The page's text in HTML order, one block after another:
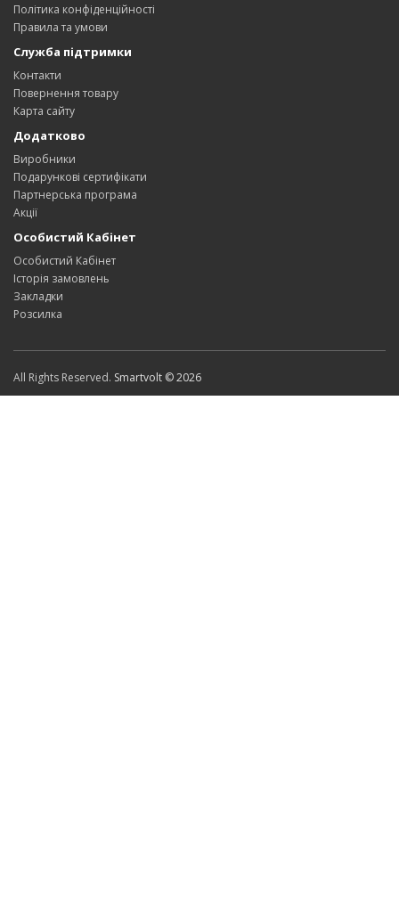
Політика конфіденційності
Правила та умови
Служба підтримки
Контакти
Повернення товару
Карта сайту
Додатково
Виробники
Подарункові сертифікати
Партнерська програма
Акції
Особистий Кабінет
Особистий Кабінет
Історія замовлень
Закладки
Розсилка
All Rights Reserved. Smartvolt © 2026